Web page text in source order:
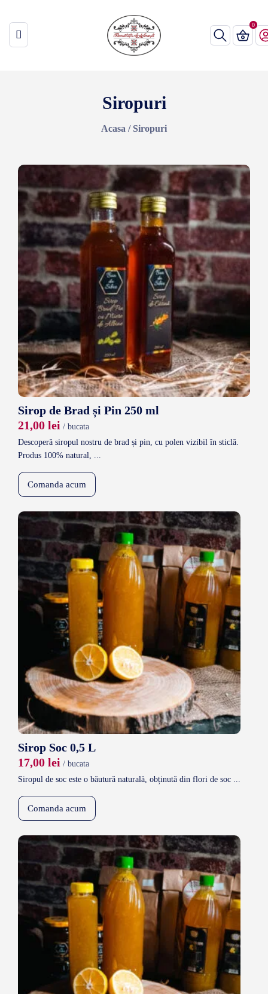
Siropuri
Acasa / Siropuri
Sirop de Brad și Pin 250 ml
21,00 lei / bucata
Descoperă siropul nostru de brad și pin, cu polen vizibil în sticlă.
Produs 100% natural, ...
Comanda acum
Sirop Soc 0,5 L
17,00 lei / bucata
Siropul de soc este o băutură naturală, obținută din flori de soc ...
Comanda acum